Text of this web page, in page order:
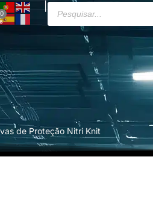
0
de Proteção Nitri Knit